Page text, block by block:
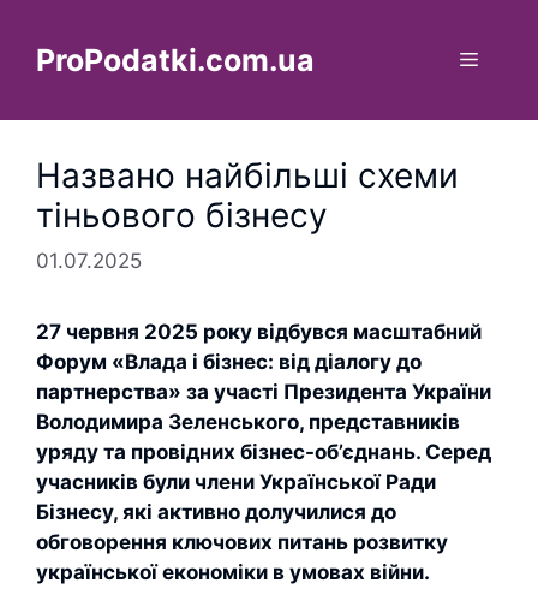
вмістуProPodatki.com.ua Меню
Названо найбільші схеми
тіньового бізнесу
01.07.2025
27 червня 2025 року відбувся масштабний
Форум «Влада і бізнес: від діалогу до
партнерства» за участі Президента України
Володимира Зеленського, представників
уряду та провідних бізнес-об’єднань. Серед
учасників були члени Української Ради
Бізнесу, які активно долучилися до
обговорення ключових питань розвитку
української економіки в умовах війни.